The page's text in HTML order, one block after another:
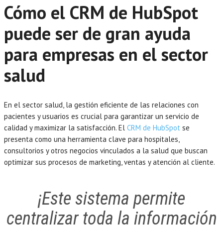
Cómo el CRM de HubSpot
puede ser de gran ayuda
para empresas en el sector
salud
En el sector salud, la gestión eficiente de las relaciones con
pacientes y usuarios es crucial para garantizar un servicio de
calidad y maximizar la satisfacción. El CRM de HubSpot se
presenta como una herramienta clave para hospitales,
consultorios y otros negocios vinculados a la salud que buscan
optimizar sus procesos de marketing, ventas y atención al cliente.
¡Este sistema permite
centralizar toda la información